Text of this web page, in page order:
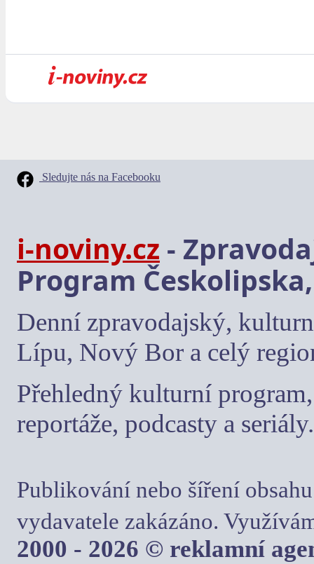
Sledujte nás na Facebooku
i-noviny.cz -
Program
Denní zpravodajský,
Lípu, Nový Bor a celý
Přehledný kulturní
reportáže, podcasty a seriály.
Publikování nebo šíření
vydavatele zakázáno.
2000 - 2026 © reklamní